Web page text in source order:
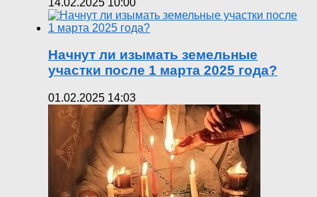
Начнут ли изымать земельные
участки после 1 марта 2025 года?
01.02.2025 14:03